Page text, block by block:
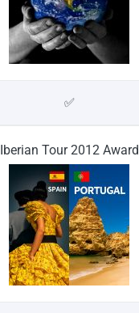
✅
Iberian Tour 2012 Award